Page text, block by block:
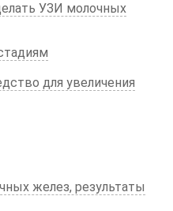
УЗИ молочных
для увеличения
желез, результаты